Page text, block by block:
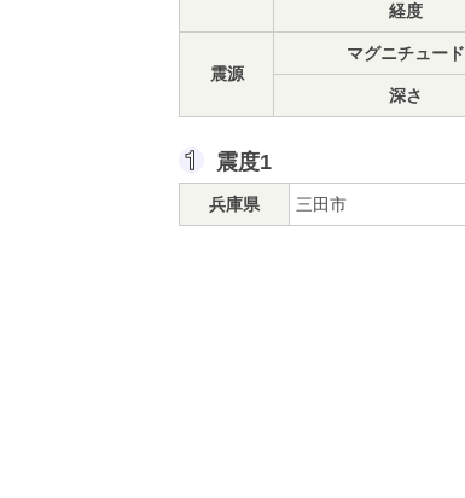
経度
震源
マグニチュード
深さ
震度1
兵庫県 三田市